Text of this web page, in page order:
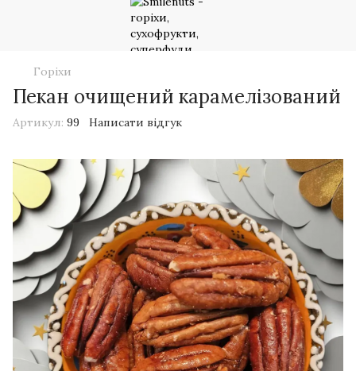
Горіхи
Пекан очищений карамелізований
Артикул: 99 Написати відгук